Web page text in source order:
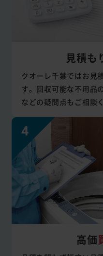
見積も
クオーレ千葉ではお見
す。回収可能な不用品
などの疑問点もご相談
高価